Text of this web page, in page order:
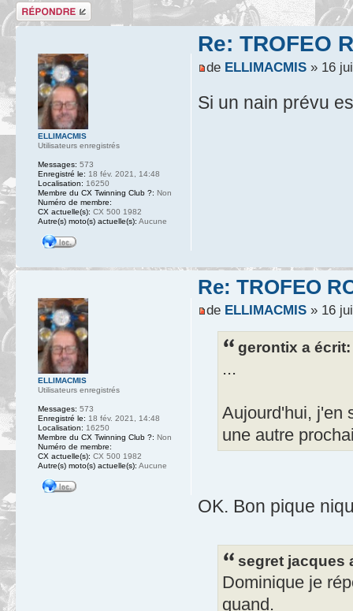
Répondre
Re: TROFEO
de ELLIMACMIS» 16
Si un nain prévu
ELLIMACMIS
Utilisateurs enregistrés
Messages: 573
Enregistré le: 18 fév. 2021, 14:48
Localisation: 16250
Membre du CX Twinning Club ?: Non
Numéro de membre:
CX actuelle(s): CX 500 1982
Autre(s) moto(s) actuelle(s): Aucune
Re: TROFEO
de ELLIMACMIS» 16
gerontix a écrit:
...
Aujourd'hui, j'en
une autre
OK. Bon pique
segret jacques
Dominique je
quand.
ELLIMACMIS
Utilisateurs enregistrés
Messages: 573
Enregistré le: 18 fév. 2021, 14:48
Localisation: 16250
Membre du CX Twinning Club ?: Non
Numéro de membre:
CX actuelle(s): CX 500 1982
Autre(s) moto(s) actuelle(s): Aucune